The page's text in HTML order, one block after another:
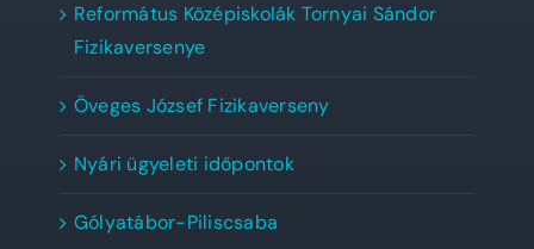
Református Középiskolák Tornyai Sándor
Fizikaversenye
Öveges József Fizikaverseny
Nyári ügyeleti időpontok
Gólyatábor-Piliscsaba